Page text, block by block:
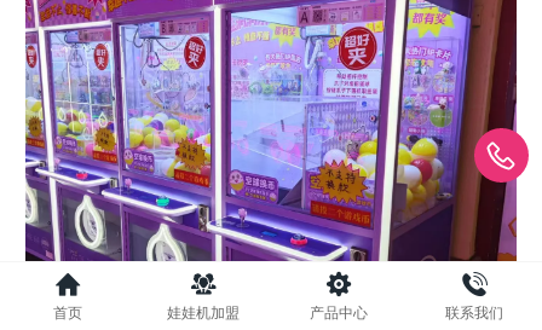
首页 娃娃机加盟 产品中心 联系我们